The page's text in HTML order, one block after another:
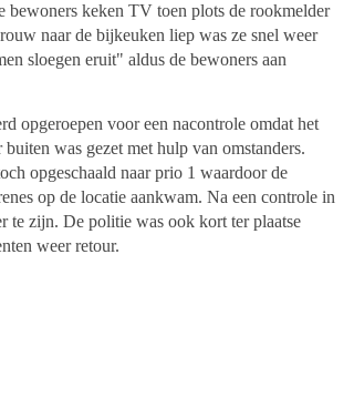
bewoners keken TV toen plots de rookmelder
naar de bijkeuken liep was ze snel weer
sloegen eruit" aldus de bewoners aan
opgeroepen voor een nacontrole omdat het
buiten was gezet met hulp van omstanders.
opgeschaald naar prio 1 waardoor de
op de locatie aankwam. Na een controle in
te zijn. De politie was ook kort ter plaatse
weer retour.